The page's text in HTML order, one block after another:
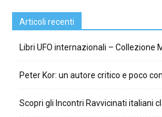
Articoli recenti
Libri UFO internazionali – Collezione
Peter Kor: un autore critico e poco
Scopri gli Incontri Ravvicinati italiani